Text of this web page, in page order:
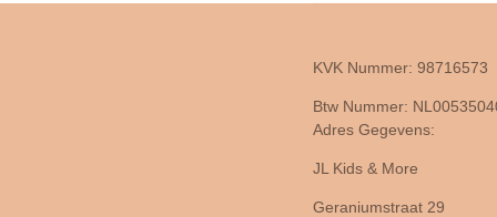
KVK Nummer: 98716573
Btw Nummer:
Adres Gegevens:
JL Kids & More
Geraniumstraat 29